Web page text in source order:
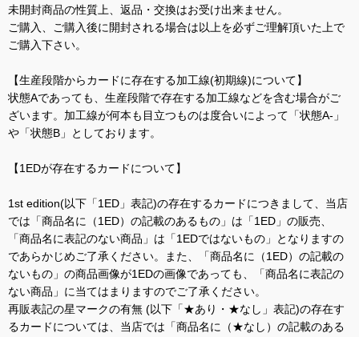
未開封商品の性質上、返品・交換はお受け出来ません。
ご購入、ご購入後に開封される場合は以上を必ずご理解頂いた上で
ご購入下さい。
【生産段階からカードに存在する加工線(初期線)について】
状態Aであっても、生産段階で存在する加工線などを含む場合がご
ざいます。加工線が何本も目立つものは度合いによって「状態A-」
や「状態B」としております。
【1EDが存在するカードについて】
1st edition(以下「1ED」表記)の存在するカードにつきまして、当店
では「商品名に（1ED）の記載のあるもの」は「1ED」の販売、
「商品名に表記のない商品」は「1EDではないもの」となりますの
であらかじめご了承ください。また、「商品名に（1ED）の記載の
ないもの」の商品画像が1EDの画像であっても、「商品名に表記の
ない商品」に当てはまりますのでご了承ください。
再販表記の星マークの有無 (以下「★あり・★なし」表記)の存在す
るカードについては、当店では「商品名に（★なし）の記載のある